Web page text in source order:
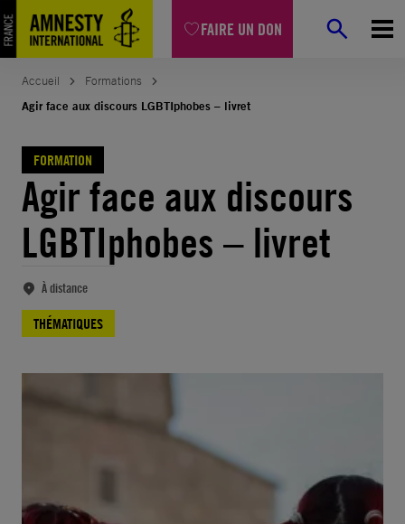
FAIRE UN DON
Aller
au
contenu
Accueil
Formations
Agir face aux discours LGBTIphobes – livret
FORMATION
Agir face aux discours
LGBTIphobes – livret
À distance
THÉMATIQUES